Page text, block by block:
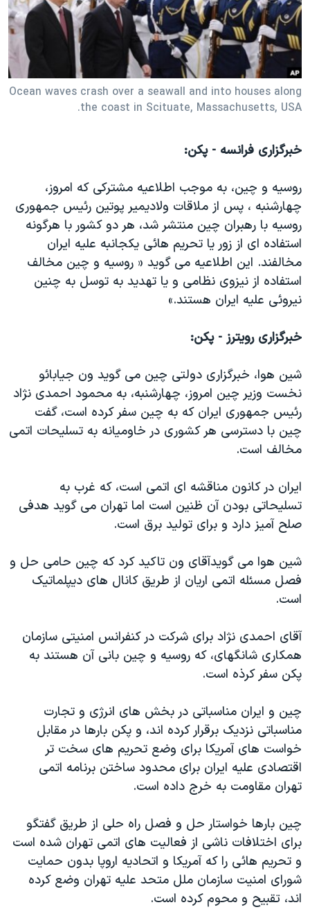
فرهنگ و زندگی
حقوق شهروندی
اقتصادی
علم و فناوری
اسرائیل در جنگ
مستندها
انتخابات ریاست جمهوری آمریکا ۲۰۲۴
حمله جمهوری اسلامی به اسرائیل
رمز مهسا
ورزش زنان در ایران
تریبونال مردمی آبان ۹۸
دادگاه حمید نوری
چهل سال گروگان‌گیری
قانون شفافیت دارائی کادر رهبری ایران
اعتراضات مردمی آبان ۹۸
نرگس محمدی برنده جایزه نوبل صلح
سفر پرزیدنت ترامپ به چین
دنبال کنید
زبانهای مختلف
Ocean waves crash over a seawall and into houses along
the coast in Scituate, Massachusetts, USA.
خبرگزاری فرانسه - پکن:
روسیه و چین، به موجب اطلاعیه مشترکی که امروز،
چهارشنبه ، پس از ملاقات ولادیمیر پوتین رئیس جمهوری
روسیه با رهبران چین منتشر شد، هر دو کشور با هرگونه
استفاده ای از زور یا تحریم هائی یکجانبه علیه ایران
مخالفند. این اطلاعیه می گوید « روسیه و چین مخالف
استفاده از نیزوی نظامی و یا تهدید به توسل به چنین
نیروئی علیه ایران هستند.»
خبرگزاری رویترز - پکن:
شین هوا، خبرگزاری دولتی چین می گوید ون جیابائو
نخست وزیر چین امروز، چهارشنبه، به محمود احمدی نژاد
رئیس جمهوری ایران که به چین سفر کرده است، گفت
چین با دسترسی هر کشوری در خاومیانه به تسلیحات اتمی
مخالف است.
ایران در کانون مناقشه ای اتمی است، که غرب به
تسلیحاتی بودن آن ظنین است اما تهران می گوید هدفی
صلح آمیز دارد و برای تولید برق است.
شین هوا می گویدآقای ون تاکید کرد که چین حامی حل و
فصل مسئله اتمی اریان از طريق کانال های دیپلماتیک
است.
آقای احمدی نژاد برای شرکت در کنفرانس امنیتی سازمان
همکاری شانگهای، که روسیه و چین بانی آن هستند به
پکن سفر کرذه است.
چین و ایران مناسباتی در بخش های انرژی و تجارت
مناسباتی نزدیک برقرار کرده اند، و پکن بارها در مقابل
خواست های آمریکا برای وضع تحریم های سخت تر
اقتصادی علیه ایران برای محدود ساختن برنامه اتمی
تهران مقاومت به خرج داده است.
چین بارها خواستار حل و فصل راه حلی از طریق گفتگو
برای اختلافات ناشی از فعالیت های اتمی تهران شده است
و تحریم هائی را که آمریکا و اتحادیه اروپا بدون حمایت
شورای امنیت سازمان ملل متحد علیه تهران وضع کرده
اند، تقبیح و محوم کرده است.